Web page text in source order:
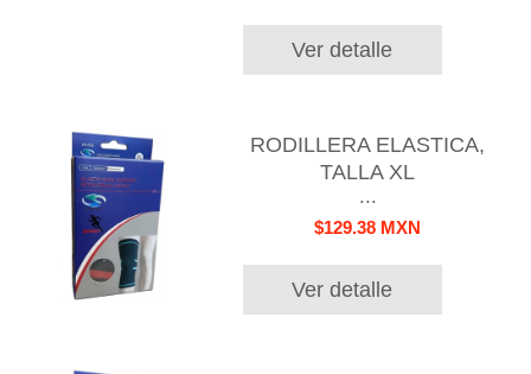
Ver detalle
RODILLERA ELASTICA,
TALLA XL
...
$129.38 MXN
Ver detalle